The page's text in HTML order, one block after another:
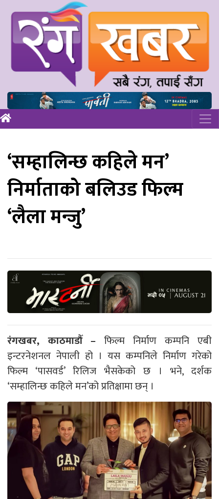
‘सम्हालिन्छ कहिले मन’
निर्माताको बलिउड फिल्म
‘लैला मन्जु’
रंगखबर, काठमाडौँ – फिल्म निर्माण कम्पनि एबी
इन्टरनेशनल नेपाली हो । यस कम्पनिले निर्माण गरेको
फिल्म ‘पासवर्ड’ रिलिज भैसकेको छ । भने, दर्शक
‘सम्हालिन्छ कहिले मन’को प्रतिक्षामा छन् ।